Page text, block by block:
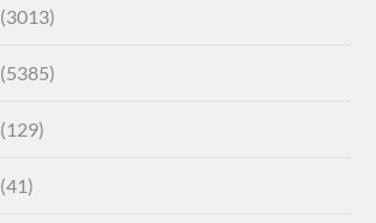
(3013)
(5385)
(129)
(41)